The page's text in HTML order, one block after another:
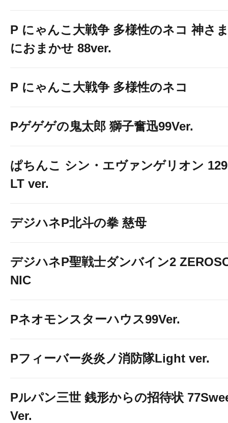
P にゃんこ大戦争 多様性のネコ 神さ
におまかせ 88ver.
P にゃんこ大戦争 多様性のネコ
Pゲゲゲの鬼太郎 獅子奮迅99Ver.
ぱちんこ シン・エヴァンゲリオン 129
LT ver.
デジハネP北斗の拳 慈母
デジハネP聖戦士ダンバイン2
NIC
Pネオモンスターハウス99Ver.
Pフィーバー炎炎ノ消防隊Light ver.
Pルパン三世 銭形からの招待状
Ver.